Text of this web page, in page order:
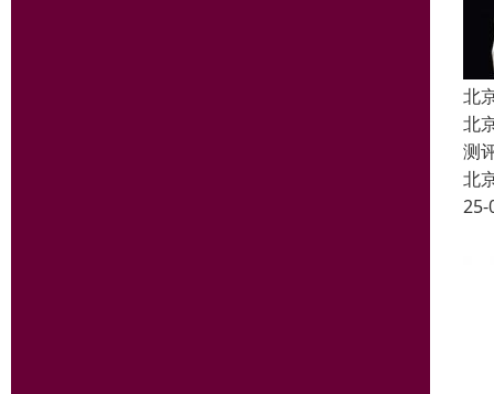
北
北
测
北
25-